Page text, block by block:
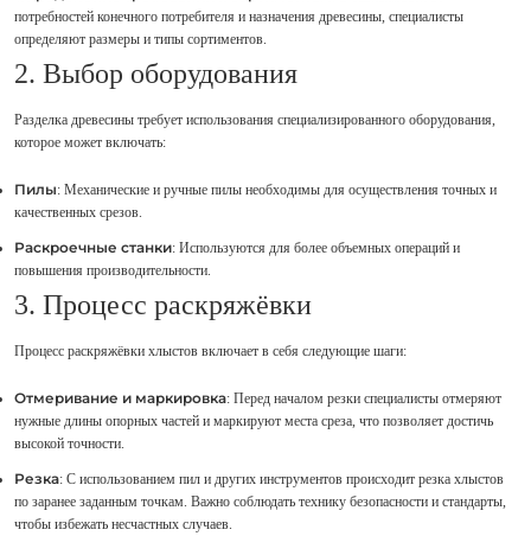
потребностей конечного потребителя и назначения древесины, специалисты
определяют размеры и типы сортиментов.
2. Выбор оборудования
Разделка древесины требует использования специализированного оборудования,
которое может включать:
Пилы: Механические и ручные пилы необходимы для осуществления точных и
качественных срезов.
Раскроечные станки: Используются для более объемных операций и
повышения производительности.
3. Процесс раскряжёвки
Процесс раскряжёвки хлыстов включает в себя следующие шаги:
Отмеривание и маркировка: Перед началом резки специалисты отмеряют
нужные длины опорных частей и маркируют места среза, что позволяет достичь
высокой точности.
Резка: С использованием пил и других инструментов происходит резка хлыстов
по заранее заданным точкам. Важно соблюдать технику безопасности и стандарты,
чтобы избежать несчастных случаев.